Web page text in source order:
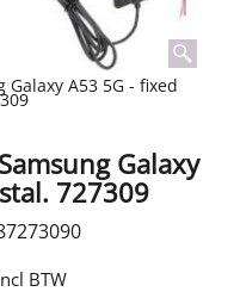
A53 5G - fixed
Galaxy
727309
BTW